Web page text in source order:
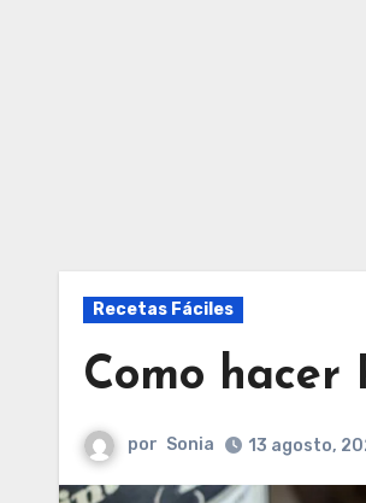
Recetas Fáciles
Como hacer
por Sonia 13 agosto,